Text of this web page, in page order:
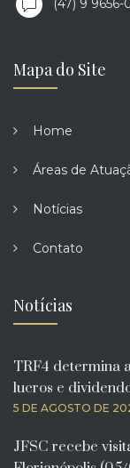
(47) 9 9656-
Mapa do Site
Home
Áreas de
Notícias
Contato
Notícias
TRF4 determina
lucros e
5 DE AGOSTO DE
JFSC recebe